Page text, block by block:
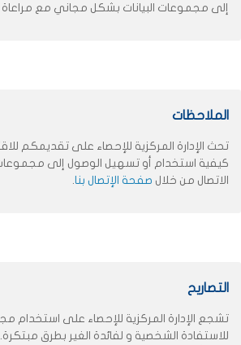
إلى مجموعات البيانات بشكل مجاني مع مراعاة
الملاحظات
تحث الإدارة المركزية للإحصاء على تقديمكم
كيفية استخدام أو تسهيل الوصول إلى مجموعات
الاتصال من خلال صفحة الإتصال بنا
التصاريح
تشجع الإدارة المركزية للإحصاء على استخدام
للاستفادة الشخصية و لفائدة الغير بطرق